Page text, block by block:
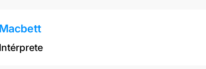
Macbett
Intérprete